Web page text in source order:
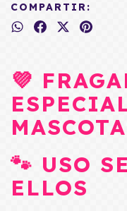
COMPARTIR:
💜
🐾 USO
ELLOS